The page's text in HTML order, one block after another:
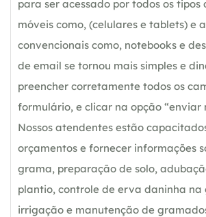
para ser acessado por todos os tipos
móveis como, (celulares e tablets) e
convencionais como, notebooks e
de email se tornou mais simples e
preencher corretamente todos os
formulário, e clicar na opção “enviar
Nossos atendentes estão
orçamentos e fornecer informações
grama, preparação de solo,
plantio, controle de erva daninha na
irrigação e manutenção de